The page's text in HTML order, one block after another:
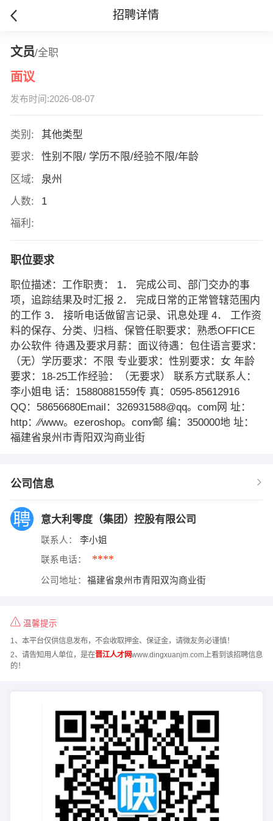
招聘详情
文员/全职
面议
发布时间:2026-08-07
类别:
其他类型
要求:
性别不限/ 学历不限/经验不限/年龄
区域:
泉州
人数:
1
福利:
职位要求
职位描述：工作职责： 1． 完成公司、部门交办的事
项，追踪结果及时汇报 2． 完成日常的正常管辖范围内
的工作 3． 接听电话做留言记录、讯息处理 4． 工作资
料的保存、分类、归档、保管任职要求：熟悉OFFICE
办公软件 待遇及要求月薪：面议待遇：包住语言要求：
（无）学历要求：不限 专业要求：性别要求：女 年龄
要求：18-25工作经验：（无要求） 联系方式联系人：
李小姐电 话：15880881559传 真：0595-85612916
QQ：58656680Email：326931588@qq。com网 址：
http：∕∕www。ezeroshop。com∕邮 编：350000地 址：
福建省泉州市青阳双沟商业街
公司信息
意大利零度（集团）控股有限公司
联系人： 李小姐
联系电话： ****
公司地址： 福建省泉州市青阳双沟商业街
温馨提示
1、本平台仅供信息发布，不会收取押金、保证金，请微友务必谨慎！
2、请告知用人单位，是在晋江人才网www.dingxuanjm.com上看到该招聘信息
的！